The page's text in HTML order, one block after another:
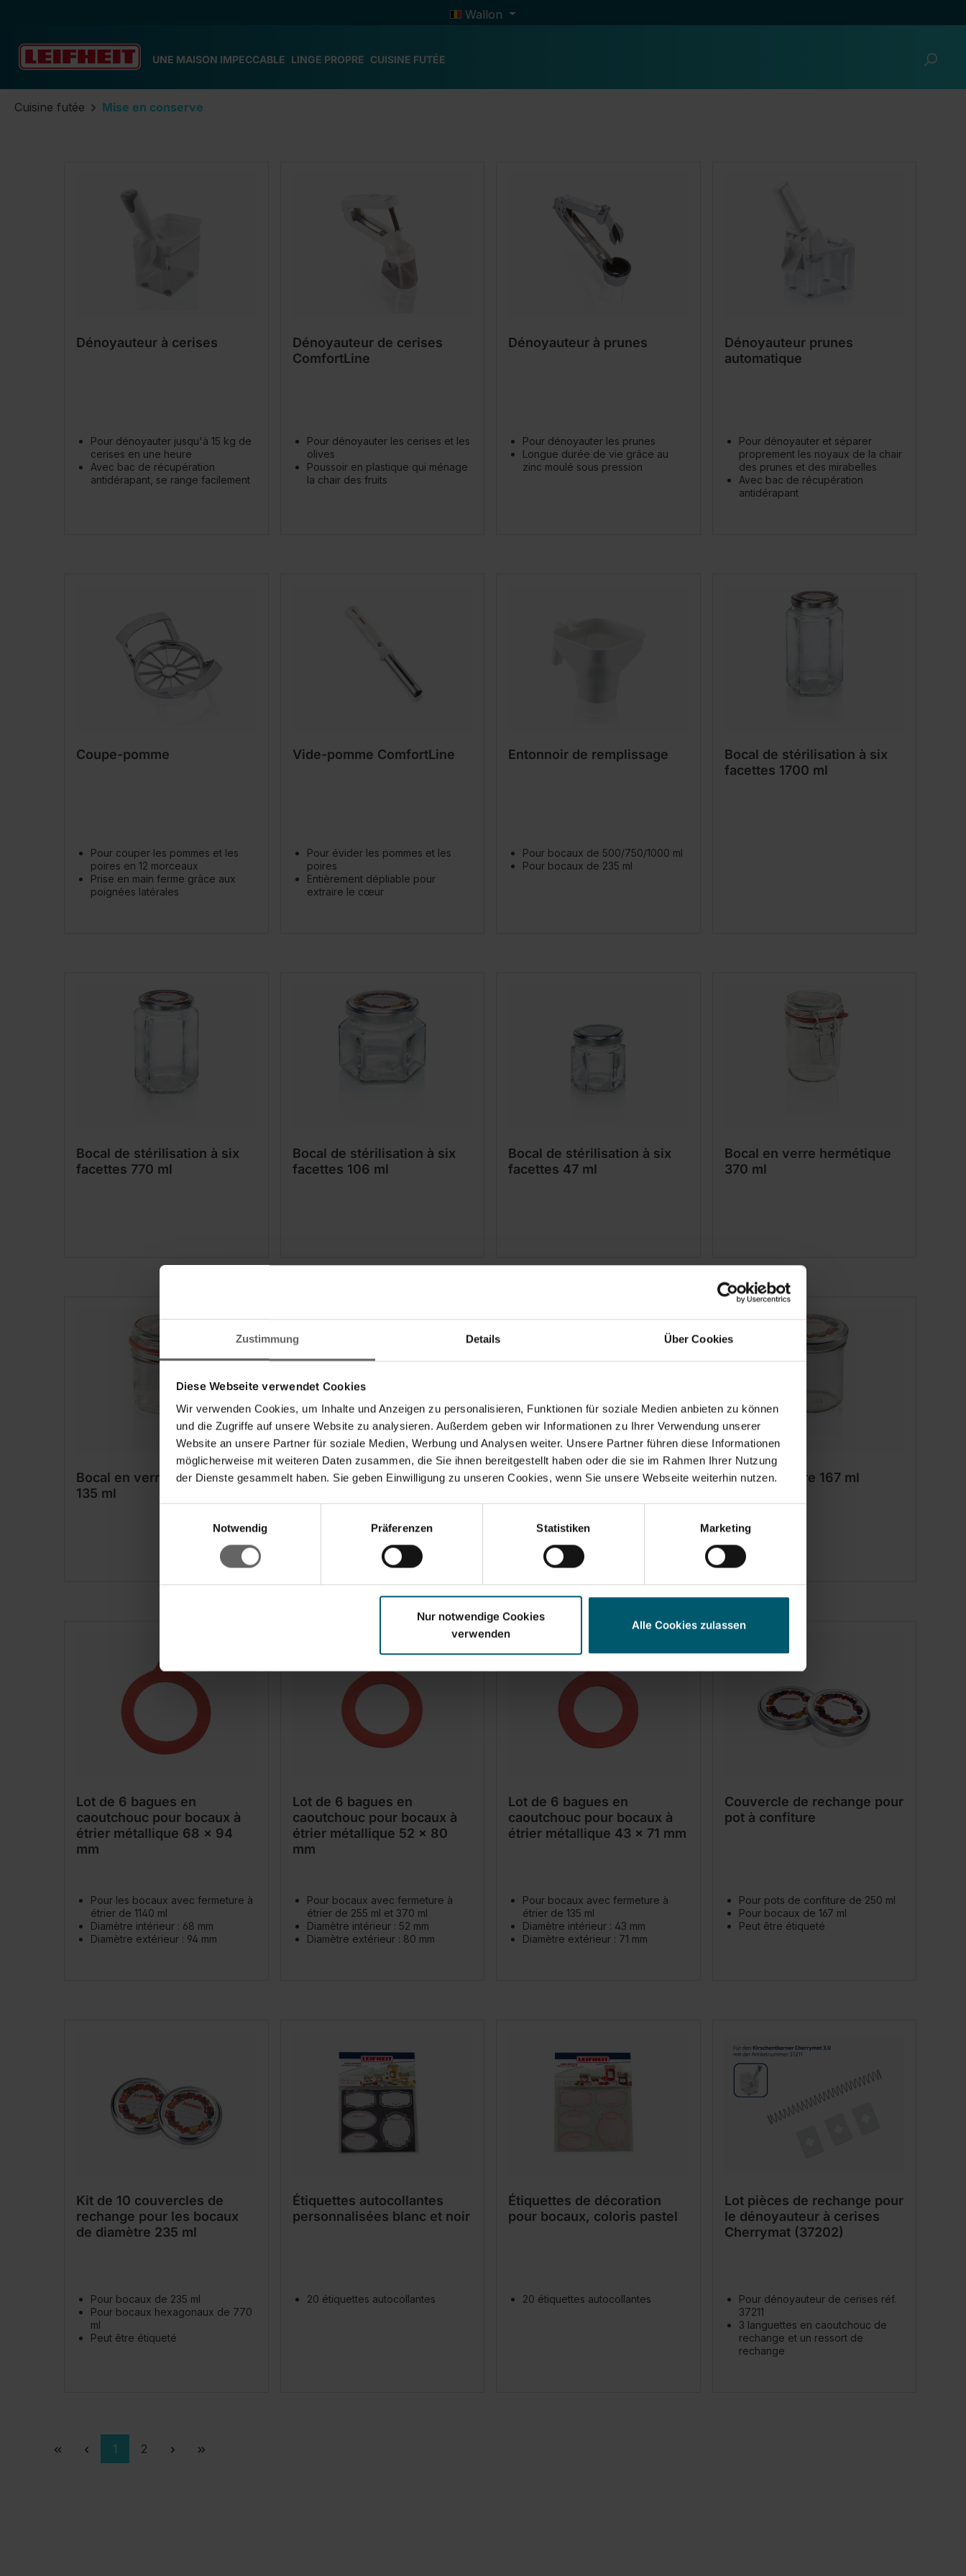
Zustimmung Details Über Cookies
Diese Webseite verwendet Cookies
Wir verwenden Cookies, um Inhalte und Anzeigen zu personalisieren, Funktionen für soziale Medien anbieten zu können
und die Zugriffe auf unsere Website zu analysieren. Außerdem geben wir Informationen zu Ihrer Verwendung unserer
Website an unsere Partner für soziale Medien, Werbung und Analysen weiter. Unsere Partner führen diese Informationen
möglicherweise mit weiteren Daten zusammen, die Sie ihnen bereitgestellt haben oder die sie im Rahmen Ihrer Nutzung
der Dienste gesammelt haben. Sie geben Einwilligung zu unseren Cookies, wenn Sie unsere Webseite weiterhin nutzen.
Notwendig
Präferenzen Statistiken Marketing
Nur notwendige Cookies
verwenden
Alle Cookies zulassen
Wallon
UNE MAISON IMPECCABLE LINGE PROPRE CUISINE FUTÉE
Cuisine futée Mise en conserve
Dénoyauteur à cerises
Pour dénoyauter jusqu'à 15 kg de
cerises en une heure
Avec bac de récupération
antidérapant, se range facilement
Dénoyauteur de cerises
ComfortLine
Pour dénoyauter les cerises et les
olives
Poussoir en plastique qui ménage
la chair des fruits
Dénoyauteur à prunes
Pour dénoyauter les prunes
Longue durée de vie grâce au
zinc moulé sous pression
Dénoyauteur prunes
automatique
Pour dénoyauter et séparer
proprement les noyaux de la chair
des prunes et des mirabelles
Avec bac de récupération
antidérapant
Coupe-pomme
Pour couper les pommes et les
poires en 12 morceaux
Prise en main ferme grâce aux
poignées latérales
Vide-pomme ComfortLine
Pour évider les pommes et les
poires
Entièrement dépliable pour
extraire le cœur
Entonnoir de remplissage
Pour bocaux de 500/750/1000 ml
Pour bocaux de 235 ml
Bocal de stérilisation à six
facettes 1700 ml
Bocal de stérilisation à six
facettes 770 ml
Bocal de stérilisation à six
facettes 106 ml
Bocal de stérilisation à six
facettes 47 ml
Bocal en verre hermétique
370 ml
Bocal en verre hermétique
135 ml
Pot à confiture 250 ml Bocal en verre 235 ml Bocal en verre 167 ml
Lot de 6 bagues en
caoutchouc pour bocaux à
étrier métallique 68 x 94
mm
Pour les bocaux avec fermeture à
étrier de 1140 ml
Diamètre intérieur : 68 mm
Diamètre extérieur : 94 mm
Lot de 6 bagues en
caoutchouc pour bocaux à
étrier métallique 52 x 80
mm
Pour bocaux avec fermeture à
étrier de 255 ml et 370 ml
Diamètre intérieur : 52 mm
Diamètre extérieur : 80 mm
Lot de 6 bagues en
caoutchouc pour bocaux à
étrier métallique 43 x 71 mm
Pour bocaux avec fermeture à
étrier de 135 ml
Diamètre intérieur : 43 mm
Diamètre extérieur : 71 mm
Couvercle de rechange pour
pot à confiture
Pour pots de confiture de 250 ml
Pour bocaux de 167 ml
Peut être étiqueté
Kit de 10 couvercles de
rechange pour les bocaux
de diamètre 235 ml
Pour bocaux de 235 ml
Pour bocaux hexagonaux de 770
ml
Peut être étiqueté
Étiquettes autocollantes
personnalisées blanc et noir
20 étiquettes autocollantes
Étiquettes de décoration
pour bocaux, coloris pastel
20 étiquettes autocollantes
Lot pièces de rechange pour
le dénoyauteur à cerises
Cherrymat (37202)
Pour dénoyauteur de cerises réf.
37211
3 languettes en caoutchouc de
rechange et un ressort de
rechange
Page
1 Page
2